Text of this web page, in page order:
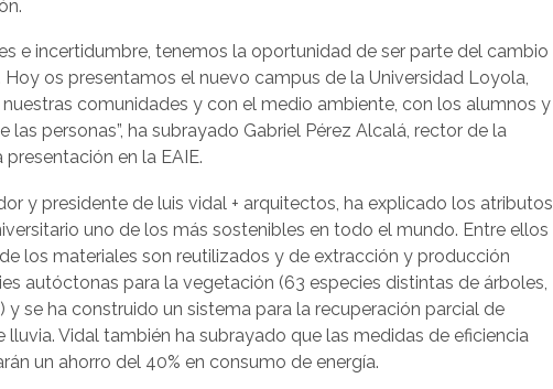
e incertidumbre, tenemos la oportunidad de ser parte del cambio
os presentamos el nuevo campus de la Universidad Loyola,
comunidades y con el medio ambiente, con los alumnos y
las personas”, ha subrayado Gabriel Pérez Alcalá, rector de la
en la EAIE.
y presidente de luis vidal + arquitectos, ha explicado los atributos
uno de los más sostenibles en todo el mundo. Entre ellos
los materiales son reutilizados y de extracción y producción
autóctonas para la vegetación (63 especies distintas de árboles,
se ha construido un sistema para la recuperación parcial de
lluvia. Vidal también ha subrayado que las medidas de eficiencia
un ahorro del 40% en consumo de energía.